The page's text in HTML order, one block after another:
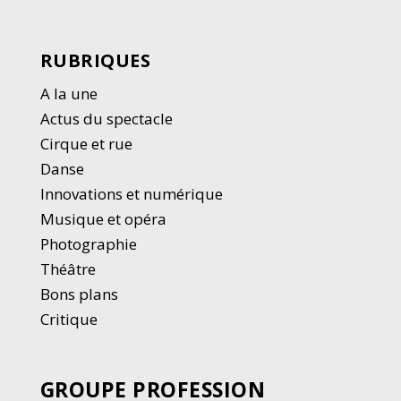
RUBRIQUES
A la une
Actus du spectacle
Cirque et rue
Danse
Innovations et numérique
Musique et opéra
Photographie
Théâtre
Bons plans
Critique
GROUPE PROFESSION